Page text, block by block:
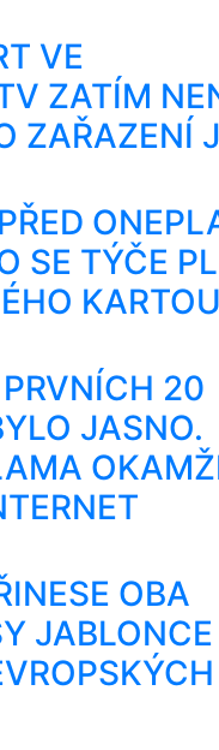
VE
ZATÍM
ZAŘAZENÍ
SE TÝČE
KARTOU
20
JASNO.
OBA